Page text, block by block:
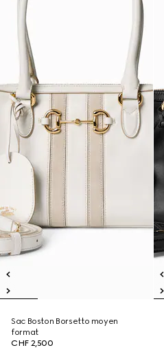
Sac Boston Borsetto moyen
format
CHF 2,500